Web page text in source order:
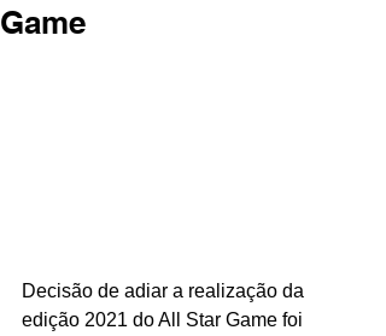
Game
Decisão de adiar a realização da
edição 2021 do All Star Game foi